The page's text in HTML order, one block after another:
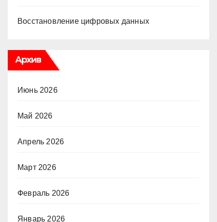
Восстановление цифровых данных
Архив
Июнь 2026
Май 2026
Апрель 2026
Март 2026
Февраль 2026
Январь 2026